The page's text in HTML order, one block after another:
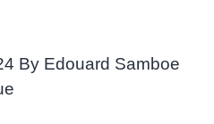
By Edouard Samboe